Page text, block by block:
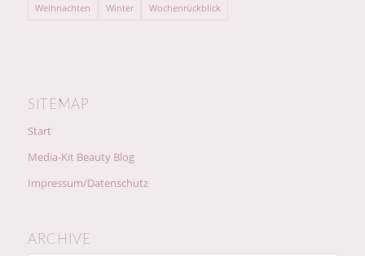
Weihnachten Winter Wochenrückblick
SITEMAP
Start
Media-Kit Beauty Blog
Impressum/Datenschutz
ARCHIVE